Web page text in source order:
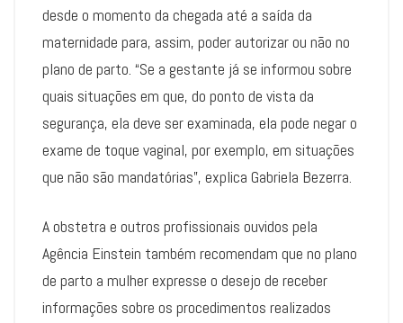
desde o momento da chegada até a saída da
maternidade para, assim, poder autorizar ou não no
plano de parto. “Se a gestante já se informou sobre
quais situações em que, do ponto de vista da
segurança, ela deve ser examinada, ela pode negar o
exame de toque vaginal, por exemplo, em situações
que não são mandatórias”, explica Gabriela Bezerra.
A obstetra e outros profissionais ouvidos pela
Agência Einstein também recomendam que no plano
de parto a mulher expresse o desejo de receber
informações sobre os procedimentos realizados